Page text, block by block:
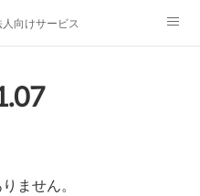
人向けサービス
シーポリシー
.07
ません。